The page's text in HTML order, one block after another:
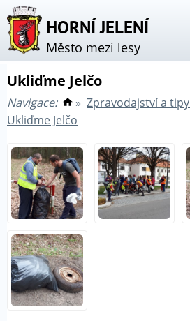
HORNÍ JELENÍ
Město mezi lesy
Ukliďme Jelčo
Navigace: » Zpravodajství a tipy
Ukliďme Jelčo